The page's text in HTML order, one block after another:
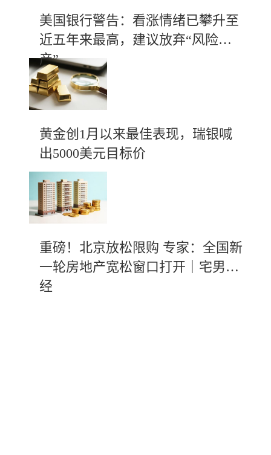
美国银行警告：看涨情绪已攀升至
近五年来最高，建议放弃“风险资
产”
黄金创1月以来最佳表现，瑞银喊
出5000美元目标价
重磅！北京放松限购 专家：全国新
一轮房地产宽松窗口打开｜宅男财
经